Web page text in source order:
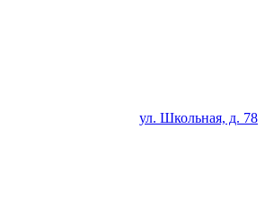
ул. Школьная, д. 78